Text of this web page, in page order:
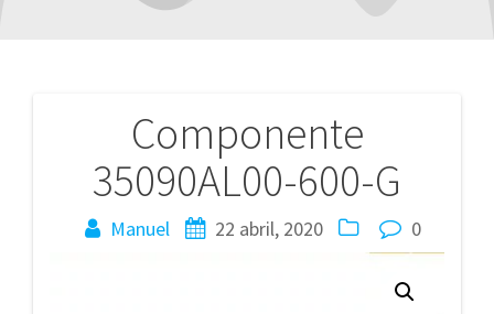
Componente
35090AL00-600-G
Manuel 22 abril, 2020 0
Navegación
entradas